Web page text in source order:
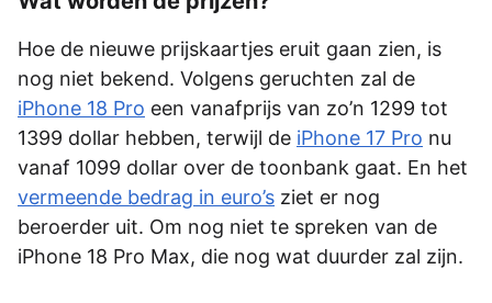
Hoe de nieuwe prijskaartjes eruit gaan zien, is
nog niet bekend. Volgens geruchten zal de
iPhone 18 Pro een vanafprijs van zo’n 1299 tot
1399 dollar hebben, terwijl de iPhone 17 Pro nu
vanaf 1099 dollar over de toonbank gaat. En het
vermeende bedrag in euro’s ziet er nog
beroerder uit. Om nog niet te spreken van de
iPhone 18 Pro Max, die nog wat duurder zal zijn.